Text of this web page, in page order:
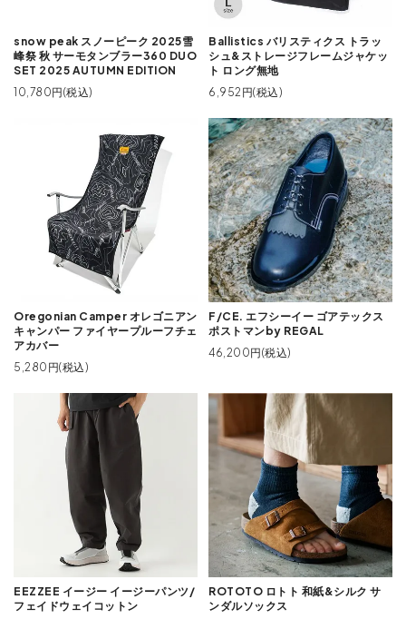
snow peak スノーピーク 2025雪
峰祭 秋 サーモタンブラー360 DUO
SET 2025 AUTUMN EDITION
10,780円(税込)
Ballistics バリスティクス トラッ
シュ&ストレージフレームジャケッ
ト ロング無地
6,952円(税込)
Oregonian Camper オレゴニアン
キャンパー ファイヤープルーフチェ
アカバー
5,280円(税込)
F/CE. エフシーイー ゴアテックス
ポストマンby REGAL
46,200円(税込)
EEZZEE イージー イージーパンツ/
フェイドウェイコットン
ROTOTO ロトト 和紙&シルク サ
ンダルソックス